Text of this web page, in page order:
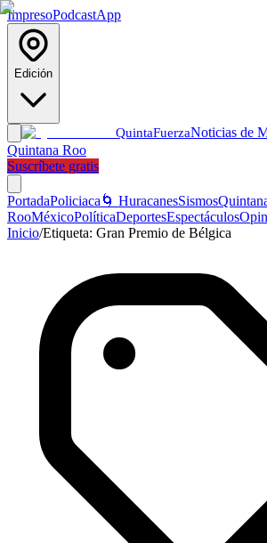
ImpresoPodcastApp
Edición
QuintaFuerzaNoticias de
Quintana Roo
Suscríbete gratis
PortadaPoliciaca 🌀 HuracanesSismos
RooMéxicoPolíticaDeportesEspectáculos
Inicio/Etiqueta: Gran Premio de Bélgica